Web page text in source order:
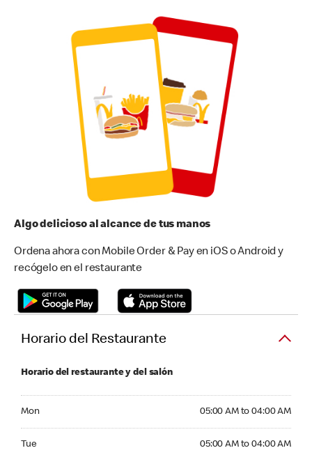
Algo delicioso al alcance de tus manos
Ordena ahora con Mobile Order & Pay en iOS o Android y
recógelo en el restaurante
Horario del Restaurante
Horario del restaurante y del salón
Mon 05:00 AM to 04:00 AM
Tue 05:00 AM to 04:00 AM